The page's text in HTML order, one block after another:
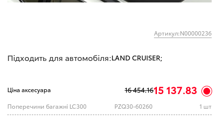
Артикул:N00000236
Підходить для автомобіля:LAND CRUISER;
Ціна аксесуара 16 454.1615 137.83
Поперечини багажні LC300 PZQ30-60260 1 шт